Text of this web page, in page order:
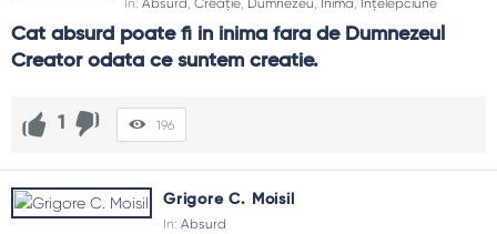
Cat absurd poate fi in inima fara de Dumnezeul
Creator odata ce suntem creatie.
1 196
Grigore C. Moisil
In: Absurd